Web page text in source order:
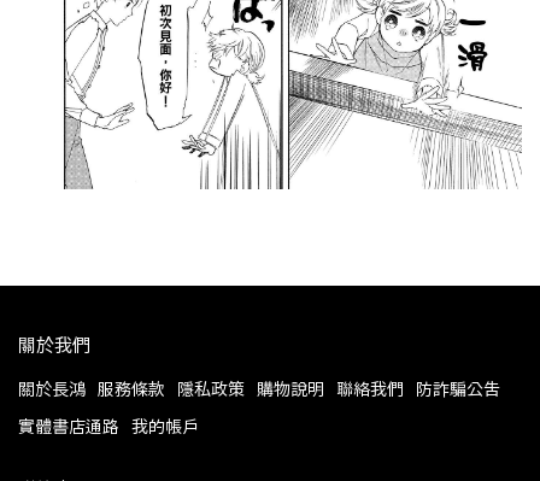
關於我們
關於長鴻 服務條款 隱私政策 購物說明 聯絡我們 防詐騙公告
實體書店通路 我的帳戶